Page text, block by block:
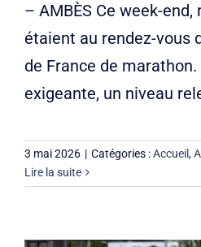
– AMBÈS Ce week-end,
étaient au rendez-vous
de France de marathon.
exigeante, un niveau
3 mai 2026 | Catégories :Accueil,
Lire la suite